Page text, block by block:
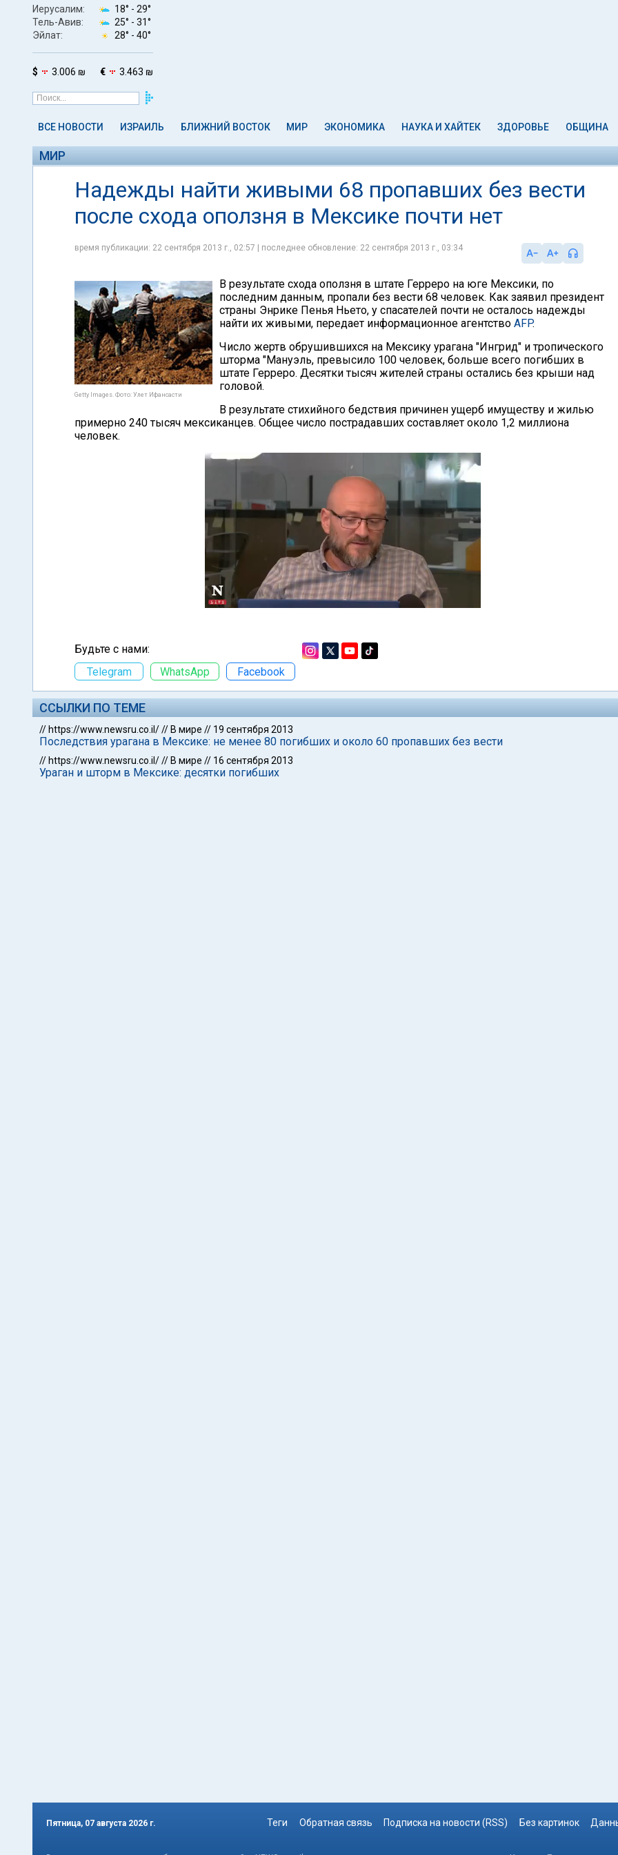
Иерусалим: 18° - 29°
Тель-Авив:
25° - 31°
Эйлат:
28° - 40°
$ 3.006 ₪ € 3.463 ₪
ВСЕ НОВОСТИ ИЗРАИЛЬ БЛИЖНИЙ ВОСТОК МИР ЭКОНОМИКА НАУКА И ХАЙТЕК ЗДОРОВЬЕ ОБЩИНА
МИР
Надежды найти живыми 68 пропавших без вести
после схода оползня в Мексике почти нет
время публикации: 22 сентября 2013 г., 02:57 | последнее обновление: 22 сентября 2013 г., 03:34
Getty Images. Фото: Улет Ифансасти
В результате схода оползня в штате Герреро на юге Мексики, по
последним данным, пропали без вести 68 человек. Как заявил президент
страны Энрике Пенья Ньето, у спасателей почти не осталось надежды
найти их живыми, передает информационное агентство AFP.
Число жертв обрушившихся на Мексику урагана "Ингрид" и тропического
шторма "Мануэль, превысило 100 человек, больше всего погибших в
штате Герреро. Десятки тысяч жителей страны остались без крыши над
головой.
В результате стихийного бедствия причинен ущерб имуществу и жилью
примерно 240 тысяч мексиканцев. Общее число пострадавших составляет около 1,2 миллиона
человек.
Будьте с нами:
Telegram
WhatsApp Facebook
ССЫЛКИ ПО ТЕМЕ
// https://www.newsru.co.il/// В мире // 19 сентября 2013
Последствия урагана в Мексике: не менее 80 погибших и около 60 пропавших без вести
// https://www.newsru.co.il/// В мире // 16 сентября 2013
Ураган и шторм в Мексике: десятки погибших
Пятница, 07 августа 2026 г. Теги Обратная связь Подписка на новости (RSS) Без картинок